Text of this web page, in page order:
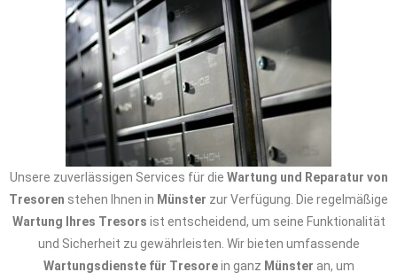
Unsere zuverlässigen Services für die Wartung und Reparatur von
Tresoren stehen Ihnen in Münster zur Verfügung. Die regelmäßige
Wartung Ihres Tresors ist entscheidend, um seine Funktionalität
und Sicherheit zu gewährleisten. Wir bieten umfassende
Wartungsdienste für Tresorein ganz Münster an, um